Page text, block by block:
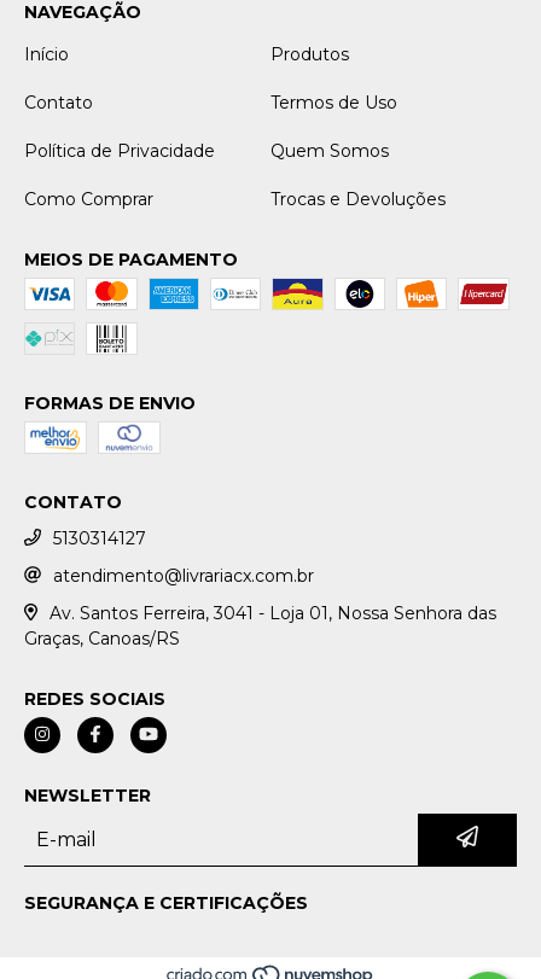
NAVEGAÇÃO
Início
Produtos
Contato Termos de Uso
Política de Privacidade Quem Somos
Como Comprar Trocas e Devoluções
MEIOS DE PAGAMENTO
FORMAS DE ENVIO
CONTATO
5130314127
atendimento@livrariacx.com.br
Av. Santos Ferreira, 3041 - Loja 01, Nossa Senhora das
Graças, Canoas/RS
REDES SOCIAIS
NEWSLETTER
SEGURANÇA E CERTIFICAÇÕES